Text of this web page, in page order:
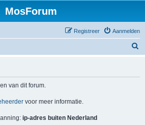
MosForum
Aanmelden
Registreer
van dit forum.
voor meer informatie.
ip-adres buiten Nederland